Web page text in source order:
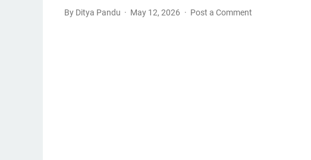
By Ditya Pandu May 12, 2026 Post a Comment